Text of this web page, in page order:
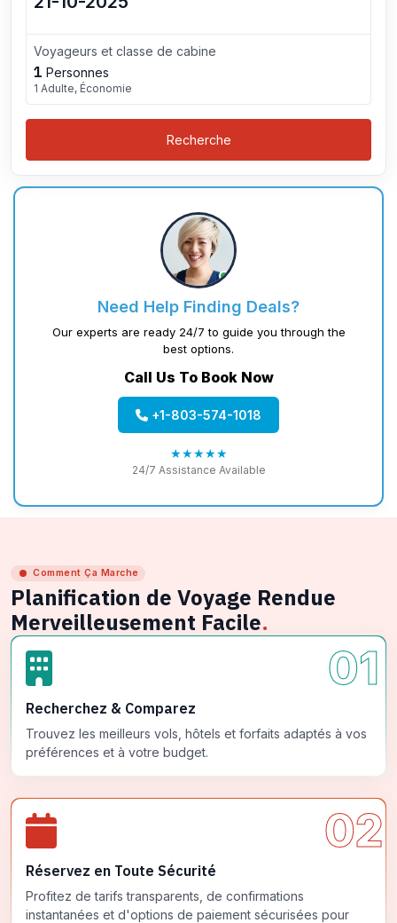
Voyageurs et classe de cabine
1 Personnes
1 Adulte, Économie
Recherche
Need Help Finding Deals?
Our experts are ready 24/7 to guide you through the
best options.
Call Us To Book Now
+1-803-574-1018
★★★★★
24/7 Assistance Available
Comment Ça Marche
Planification de Voyage Rendue
Merveilleusement Facile.
01
Recherchez & Comparez
Trouvez les meilleurs vols, hôtels et forfaits adaptés à vos
préférences et à votre budget.
02
Réservez en Toute Sécurité
Profitez de tarifs transparents, de confirmations
instantanées et d'options de paiement sécurisées pour